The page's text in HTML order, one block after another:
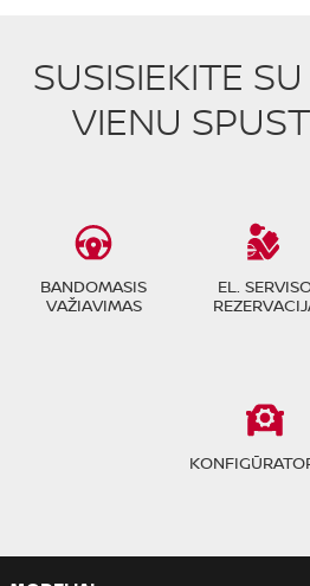
SUSISIEKITE
VIENU
BANDOMASIS
VAŽIAVIMAS
EL.